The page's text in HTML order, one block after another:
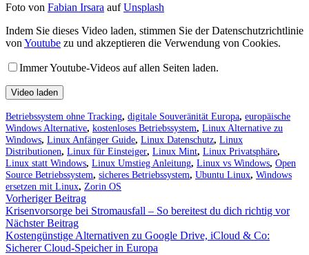
Foto von Fabian Irsara aufUnsplash
Indem Sie dieses Video laden, stimmen Sie der Datenschutzrichtlinie
von Youtube zu und akzeptieren die Verwendung von Cookies.
Immer Youtube-Videos auf allen Seiten laden.
Video laden
Betriebssystem ohne Tracking, digitale Souveränität Europa, europäische
Windows Alternative, kostenloses Betriebssystem, Linux Alternative zu
Windows, Linux Anfänger Guide, Linux Datenschutz, Linux
Distributionen, Linux für Einsteiger, Linux Mint, Linux Privatsphäre,
Linux statt Windows, Linux Umstieg Anleitung, Linux vs Windows, Open
Source Betriebssystem, sicheres Betriebssystem, Ubuntu Linux, Windows
ersetzen mit Linux, Zorin OS
Vorheriger Beitrag
Krisenvorsorge bei Stromausfall – So bereitest du dich richtig vor
Nächster Beitrag
Kostengünstige Alternativen zu Google Drive, iCloud & Co:
Sicherer Cloud-Speicher in Europa